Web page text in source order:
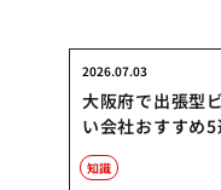
大阪府で出張型
い会社おすすめ5
2026.07.03
知識